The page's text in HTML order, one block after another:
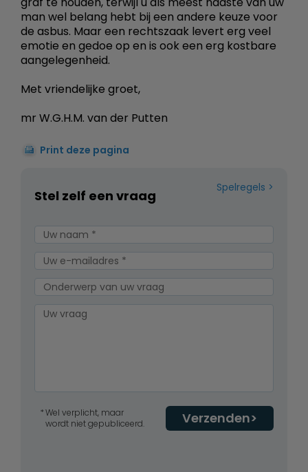
man wel belang hebt bij een andere keuze voor
de asbus. Maar een rechtszaak levert erg veel
emotie en gedoe op en is ook een erg kostbare
aangelegenheid.
Met vriendelijke groet,
mr W.G.H.M. van der Putten
Print deze pagina
Spelregels
Stel zelf een vraag
Verzenden
Wel verplicht, maar
wordt niet gepubliceerd.